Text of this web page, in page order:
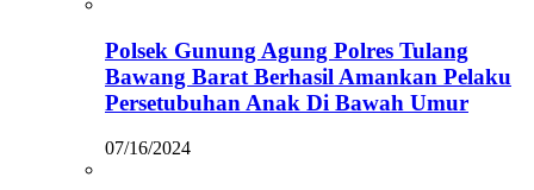
Polsek Gunung Agung Polres Tulang
Bawang Barat Berhasil Amankan Pelaku
Persetubuhan Anak Di Bawah Umur
07/16/2024